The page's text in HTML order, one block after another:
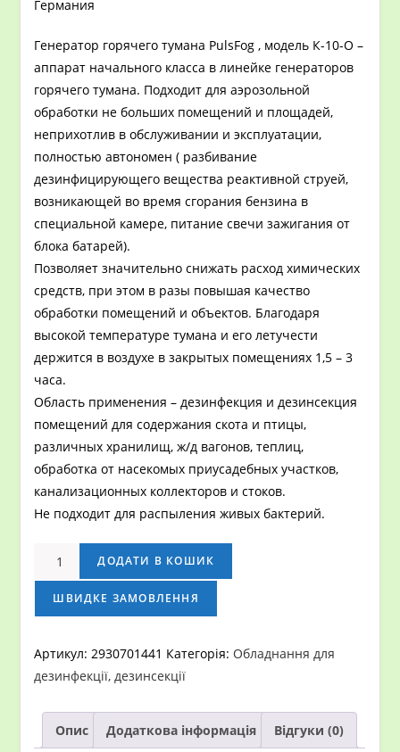
Германия
Генератор горячего тумана PulsFog , модель К-10-О –
аппарат начального класса в линейке генераторов
горячего тумана. Подходит для аэрозольной
обработки не больших помещений и площадей,
неприхотлив в обслуживании и эксплуатации,
полностью автономен ( разбивание
дезинфицирующего вещества реактивной струей,
возникающей во время сгорания бензина в
специальной камере, питание свечи зажигания от
блока батарей).
Позволяет значительно снижать расход химических
средств, при этом в разы повышая качество
обработки помещений и объектов. Благодаря
высокой температуре тумана и его летучести
держится в воздухе в закрытых помещениях 1,5 – 3
часа.
Область применения – дезинфекция и дезинсекция
помещений для содержания скота и птицы,
различных хранилищ, ж/д вагонов, теплиц,
обработка от насекомых приусадебных участков,
канализационных коллекторов и стоков.
Не подходит для распыления живых бактерий.
Аэрозольный
генератор
тумана
PulsFog
10
кількість
ДОДАТИ В КОШИК
ШВИДКЕ ЗАМОВЛЕННЯ
Артикул:2930701441 Категорія: Обладнання для
дезинфекції, дезинсекції
Опис Додаткова інформація Відгуки (0)